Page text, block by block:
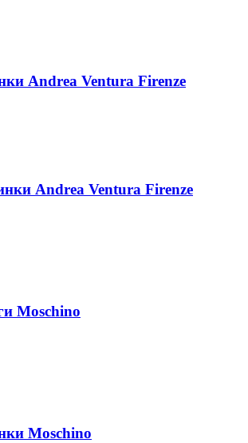
Andrea Ventura Firenze
Andrea Ventura Firenze
Moschino
Moschino